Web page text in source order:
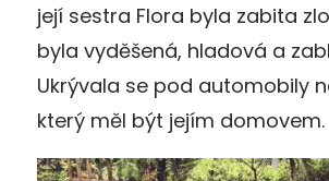
její sestra Flora byla zabita
byla vyděšená, hladová a
Ukrývala se pod automobily
který měl být jejím domovem.